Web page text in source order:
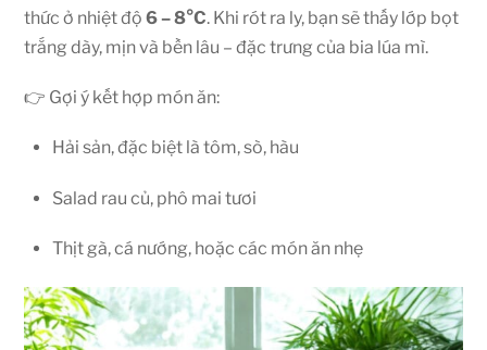
thức ở nhiệt độ6 – 8°C. Khi rót ra ly, bạn sẽ thấy lớp bọt
trắng dày, mịn và bền lâu – đặc trưng của bia lúa mì.
👉 Gợi ý kết hợp món ăn:
Hải sản, đặc biệt là tôm, sò, hàu
Salad rau củ, phô mai tươi
Thịt gà, cá nướng, hoặc các món ăn nhẹ